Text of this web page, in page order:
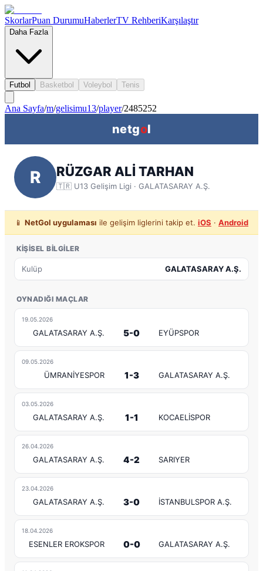
SkorlarPuan DurumuHaberlerTV RehberiKarşılaştır
Daha Fazla
Futbol Basketbol Voleybol Tenis
Ana Sayfa/m/gelisimu13/player/2485252
netgol
R RÜZGAR ALİ TARHAN
🇹🇷 U13 Gelişim Ligi · GALATASARAY A.Ş.
📱 NetGol uygulaması ile gelişim liglerini takip et. iOS · Android
KIŞISEL BILGILER
Kulüp GALATASARAY A.Ş.
OYNADIĞI MAÇLAR
19.05.2026
GALATASARAY A.Ş. 5-0 EYÜPSPOR
09.05.2026
ÜMRANİYESPOR 1-3 GALATASARAY A.Ş.
03.05.2026
GALATASARAY A.Ş. 1-1 KOCAELİSPOR
26.04.2026
GALATASARAY A.Ş. 4-2 SARIYER
23.04.2026
GALATASARAY A.Ş. 3-0 İSTANBULSPOR A.Ş.
18.04.2026
ESENLER EROKSPOR 0-0 GALATASARAY A.Ş.